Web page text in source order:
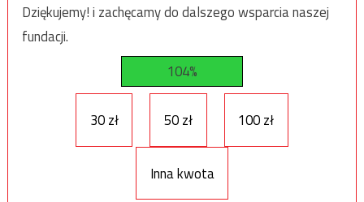
Dziękujemy! i zachęcamy do dalszego wsparcia naszej
fundacji.
104%
30 zł 50 zł 100 zł
Inna kwota